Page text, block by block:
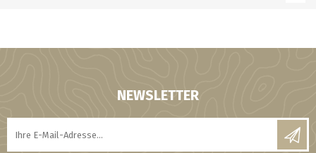
NEWSLETTER